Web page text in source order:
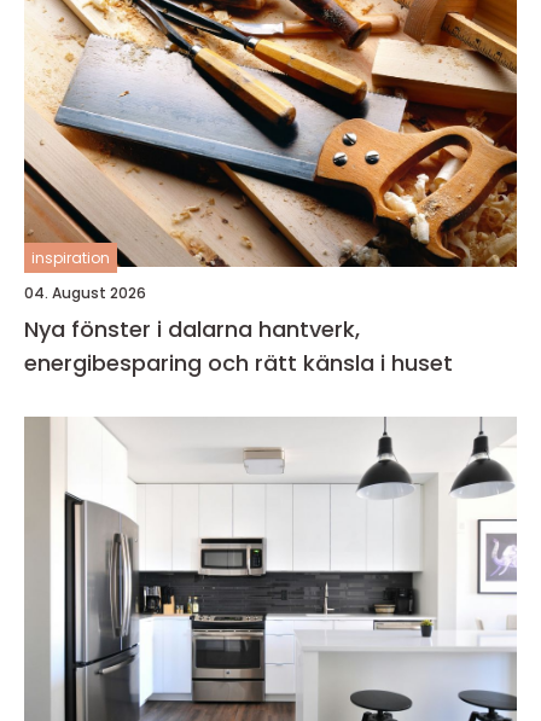
inspiration
04. August 2026
Nya fönster i dalarna hantverk,
energibesparing och rätt känsla i huset